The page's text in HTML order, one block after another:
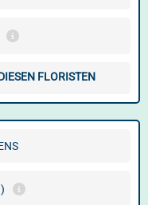
FLORISTEN